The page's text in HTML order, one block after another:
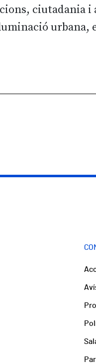
ciutadania i
urbana,